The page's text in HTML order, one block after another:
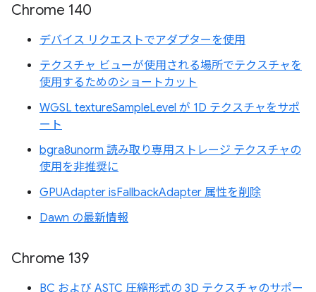
Chrome 140
デバイス リクエストでアダプターを使用
テクスチャ ビューが使用される場所でテクスチャを
使用するためのショートカット
WGSL textureSampleLevel が 1D テクスチャをサポ
ート
bgra8unorm 読み取り専用ストレージ テクスチャの
使用を非推奨に
GPUAdapter isFallbackAdapter 属性を削除
Dawn の最新情報
Chrome 139
BC および ASTC 圧縮形式の 3D テクスチャのサポー